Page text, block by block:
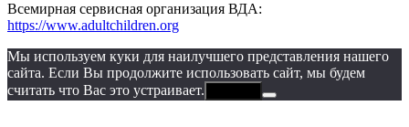
Всемирная сервисная организация ВДА:
https://www.adultchildren.org
Мы используем куки для наилучшего представления нашего
сайта. Если Вы продолжите использовать сайт, мы будем
считать что Вас это устраивает.